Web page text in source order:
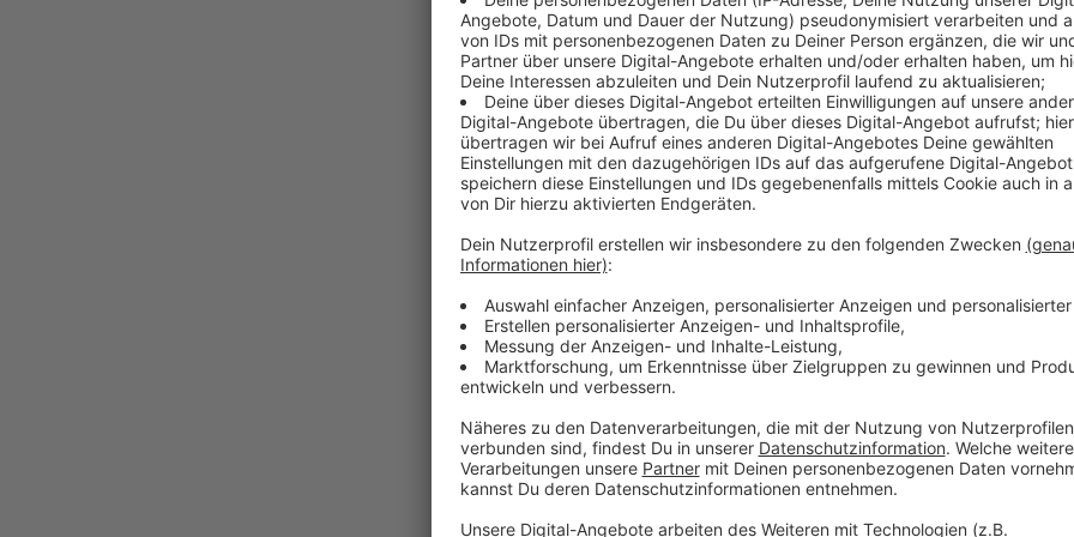
In den zwei Stunden sprechen sie ausführlich über
Programme"Die orangene Gefahr"(ausverkauft) und
05. Dezember 2025 zu sehen ist, über das im Juni
Format, das ebenfalls im Kom(m)ödchen Premiere
Zudem gibtPatrick Nederkoorn
einen Einblick über
Hier gibt’s den Talk zum Nachhören
Anzeige